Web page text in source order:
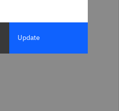
Update